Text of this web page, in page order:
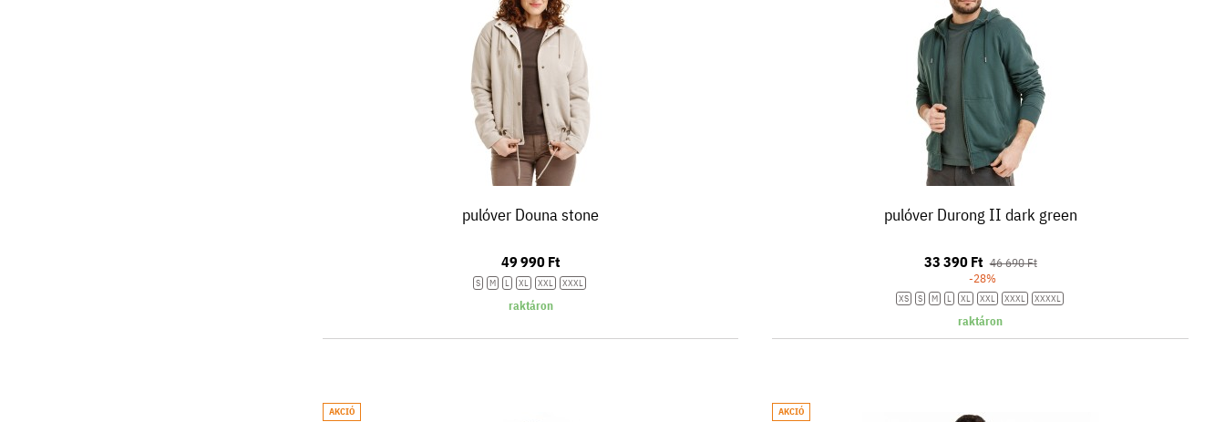
pulóver Douna stone
49 990 Ft
S M L XL XXL XXXL
raktáron
pulóver Durong II dark green
33 390 Ft 46 690 Ft
-28%
XS S M L XL XXL XXXL XXXXL
raktáron
AKCIÓ AKCIÓ